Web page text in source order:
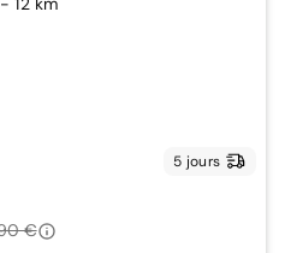
5 jours
€